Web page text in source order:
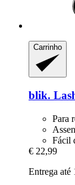
Carrinho
blik.
Para
Fácil
€ 22,99
Entrega até